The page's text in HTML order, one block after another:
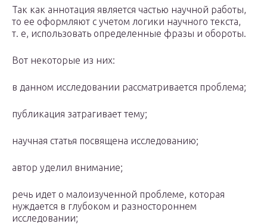
Так как аннотация является частью научной работы,
то ее оформляют с учетом логики научного текста,
т. е, использовать определенные фразы и обороты.
Вот некоторые из них:
в данном исследовании рассматривается проблема;
публикация затрагивает тему;
научная статья посвящена исследованию;
автор уделил внимание;
речь идет о малоизученной проблеме, которая
нуждается в глубоком и разностороннем
исследовании;